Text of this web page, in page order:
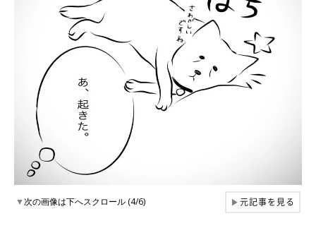
▼次の画像は下へスクロール (4/6) ▶元記事を見る